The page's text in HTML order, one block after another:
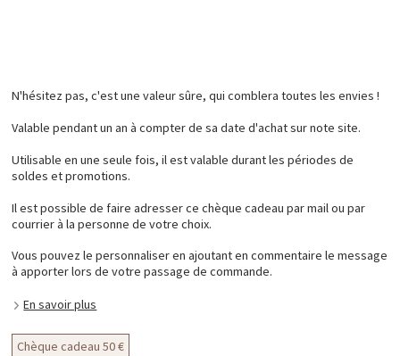
N'hésitez pas, c'est une valeur sûre, qui comblera toutes les envies !
Valable pendant un an à compter de sa date d'achat sur note site.
Utilisable en une seule fois, il est valable durant les périodes de
soldes et promotions.
Il est possible de faire adresser ce chèque cadeau par mail ou par
courrier à la personne de votre choix.
Vous pouvez le personnaliser en ajoutant en commentaire le message
à apporter lors de votre passage de commande.
En savoir plus
Chèque cadeau 50 €